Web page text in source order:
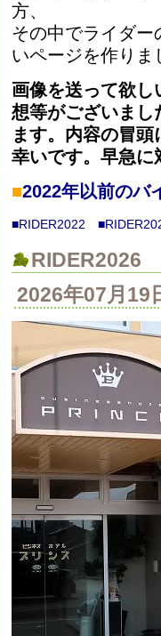
方、
その中でライダ
いページを作りま
画像を送って欲
想等がございまし
ます。内容の冒
幸いです。早急に
■2022年以前のバ
■RIDER2022
RIDER2026
2026年07月